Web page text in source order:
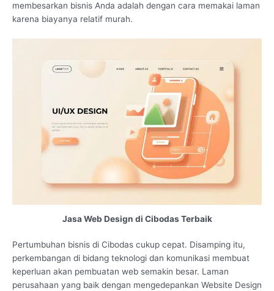
membesarkan bisnis Anda adalah dengan cara memakai laman
karena biayanya relatif murah.
Jasa Web Design di Cibodas Terbaik
Pertumbuhan bisnis di Cibodas cukup cepat. Disamping itu,
perkembangan di bidang teknologi dan komunikasi membuat
keperluan akan pembuatan web semakin besar. Laman
perusahaan yang baik dengan mengedepankan Website Design